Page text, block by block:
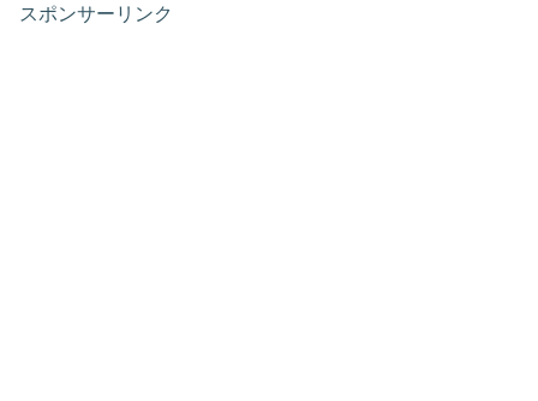
スポンサーリンク